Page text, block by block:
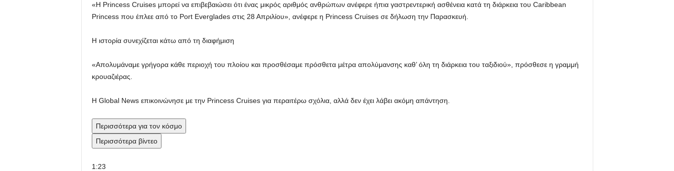
«Η Princess Cruises μπορεί να επιβεβαιώσει ότι ένας μικρός αριθμός ανθρώπων ανέφερε ήπια γαστρεντερική ασθένεια κατά τη διάρκεια του Caribbean
Princess που έπλεε από το Port Everglades στις 28 Απριλίου», ανέφερε η Princess Cruises σε δήλωση την Παρασκευή.
Η ιστορία συνεχίζεται κάτω από τη διαφήμιση
«Απολυμάναμε γρήγορα κάθε περιοχή του πλοίου και προσθέσαμε πρόσθετα μέτρα απολύμανσης καθ’ όλη τη διάρκεια του ταξιδιού», πρόσθεσε η γραμμή
κρουαζιέρας.
Η Global News επικοινώνησε με την Princess Cruises για περαιτέρω σχόλια, αλλά δεν έχει λάβει ακόμη απάντηση.
Περισσότερα για τον κόσμο
Περισσότερα βίντεο
1:23